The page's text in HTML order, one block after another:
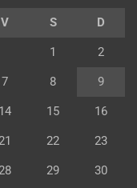
V S D
1 2
7 8 9
14 15 16
22 23
29 30